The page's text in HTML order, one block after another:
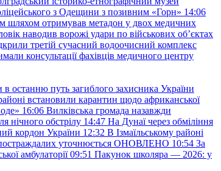
з Одещини з позивним «Горн» 14:06
шляхом отримував метадон у двох медичних
наводив ворожі удари по військових обʼєктах
третій сучасний водоочисний комплекс
консультації фахівців медичного центру
останню путь загиблого захисника України
встановили карантин щодо африканської
16:06 Вилківська громада назавжди
нічного обстрілу 14:47 На Дунаї через обміління
кордон України 12:32 В Ізмаїльському районі
постраждалих уточнюється ОНОВЛЕНО 10:54 За
амбулаторії 09:51 Пакунок школяра — 2026: у